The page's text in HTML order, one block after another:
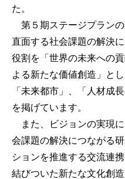
た。
第５期ステージプラン
直面する社会課題の解決
役割を「世界の未来への
よる新たな価値創造」と
「未来都市」、「人材成
を掲げています。
また、ビジョンの実現
会課題の解決につながる
ションを推進する交流連
結びついた新たな文化創